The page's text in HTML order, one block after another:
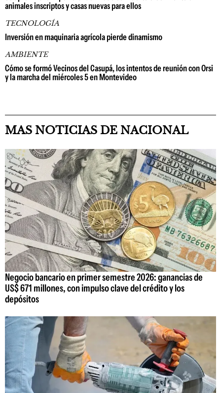
animales inscriptos y casas nuevas para ellos
TECNOLOGÍA
Inversión en maquinaria agrícola pierde dinamismo
AMBIENTE
Cómo se formó Vecinos del Casupá, los intentos de reunión con Orsi
y la marcha del miércoles 5 en Montevideo
MAS NOTICIAS DE NACIONAL
Negocio bancario en primer semestre 2026: ganancias de
US$ 671 millones, con impulso clave del crédito y los
depósitos